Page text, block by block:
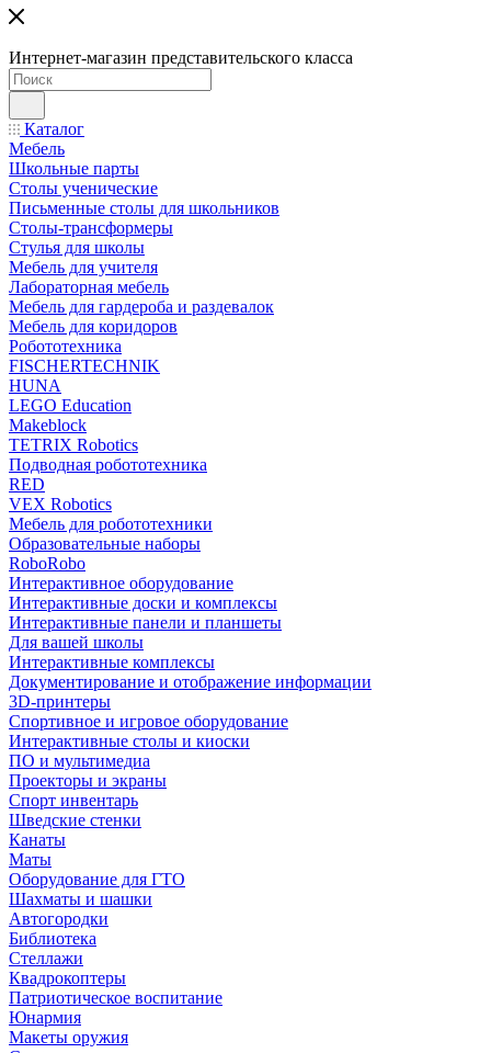
Интернет-магазин представительского класса
Каталог
Мебель
Школьные парты
Столы ученические
Письменные столы для школьников
Столы-трансформеры
Стулья для школы
Мебель для учителя
Лабораторная мебель
Мебель для гардероба и раздевалок
Мебель для коридоров
Робототехника
FISCHERTECHNIK
HUNA
LEGO Education
Makeblock
TETRIX Robotics
Подводная робототехника
RED
VEX Robotics
Мебель для робототехники
Образовательные наборы
RoboRobo
Интерактивное оборудование
Интерактивные доски и комплексы
Интерактивные панели и планшеты
Для вашей школы
Интерактивные комплексы
Документирование и отображение информации
3D-принтеры
Спортивное и игровое оборудование
Интерактивные столы и киоски
ПО и мультимедиа
Проекторы и экраны
Спорт инвентарь
Шведские стенки
Канаты
Маты
Оборудование для ГТО
Шахматы и шашки
Автогородки
Библиотека
Стеллажи
Квадрокоптеры
Патриотическое воспитание
Юнармия
Макеты оружия